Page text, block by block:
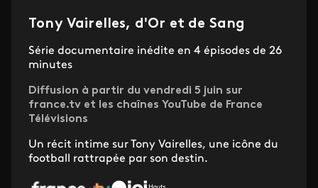
Tony Vairelles, d'Or et de Sang
Série documentaire inédite en 4 épisodes de 26
minutes
Diffusion à partir du vendredi 5 juin sur
france.tv et les chaînes YouTube de France
Télévisions
Un récit intime sur Tony Vairelles, une icône du
football rattrapée par son destin.